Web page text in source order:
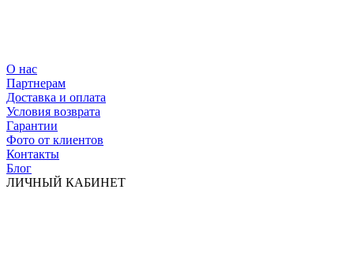
О нас
Партнерам
Доставка и оплата
Условия возврата
Гарантии
Фото от клиентов
Контакты
Блог
ЛИЧНЫЙ КАБИНЕТ